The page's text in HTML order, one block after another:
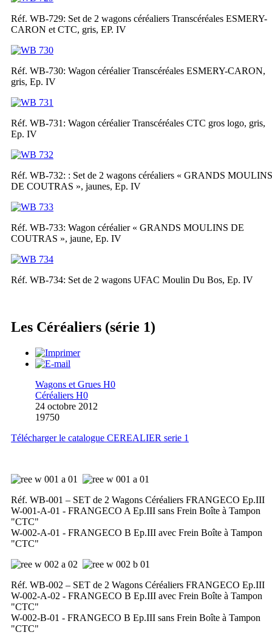
Réf. WB-729: Set de 2 wagons céréaliers Transcéréales ESMERY-
CARON et CTC, gris, EP. IV
Réf. WB-730: Wagon céréalier Transcéréales ESMERY-CARON,
gris, Ep. IV
Réf. WB-731: Wagon céréalier Transcéréales CTC gros logo, gris,
Ep. IV
Réf. WB-732: : Set de 2 wagons céréaliers « GRANDS MOULINS
DE COUTRAS », jaunes, Ep. IV
Réf. WB-733: Wagon céréalier « GRANDS MOULINS DE
COUTRAS », jaune, Ep. IV
Réf. WB-734: Set de 2 wagons UFAC Moulin Du Bos, Ep. IV
Les Céréaliers (série 1)
Wagons et Grues H0
Céréaliers H0
24 octobre 2012
19750
Télécharger le catalogue CEREALIER serie 1
Réf. WB-001 – SET de 2 Wagons Céréaliers FRANGECO Ep.III
W-001-A-01 - FRANGECO A Ep.III sans Frein Boîte à Tampon
"CTC"
W-002-A-01 - FRANGECO B Ep.III avec Frein Boîte à Tampon
"CTC"
Réf. WB-002 – SET de 2 Wagons Céréaliers FRANGECO Ep.III
W-002-A-02 - FRANGECO B Ep.III avec Frein Boîte à Tampon
"CTC"
W-002-B-01 - FRANGECO B Ep.III sans Frein Boîte à Tampon
"CTC"